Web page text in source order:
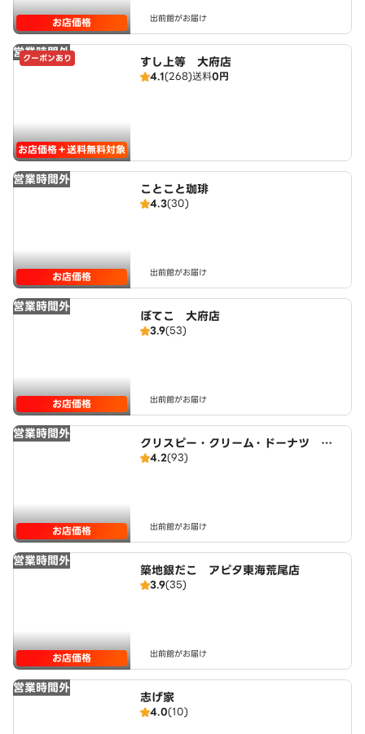
お店価格 出前館がお届け
営業時間外
クーポンあり
お店価格＋送料無料対象
すし上等 大府店
4.1(268)送料0円
営業時間外
お店価格
ことこと珈琲
4.3(30)
出前館がお届け
営業時間外
お店価格
ぼてこ 大府店
3.9(53)
出前館がお届け
営業時間外
お店価格
クリスピー・クリーム・ドーナツ イ
オンモール大高店
4.2(93)
出前館がお届け
営業時間外
お店価格
築地銀だこ アピタ東海荒尾店
3.9(35)
出前館がお届け
営業時間外
志げ家
4.0(10)